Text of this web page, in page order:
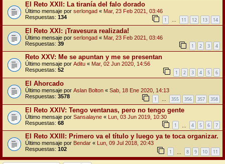
El Reto XXII: La tiranía del falo dorado
Último mensaje por serlongad « Mar, 23 Feb 2021, 03:46
Respuestas: 134 1 … 11 12 13 14
El Reto XXI: ¡Travesura realizada!
Último mensaje por serlongad « Mar, 23 Feb 2021, 03:46
Respuestas: 39 1 2 3 4
Reto XXV: Me se apuntan y me se presentan
Último mensaje por Aditu « Mar, 02 Jun 2020, 14:56
Respuestas: 52 1 2 3 4 5 6
El Ahorcado
Último mensaje por Aslan Bolton « Sab, 18 Ene 2020, 14:13
Respuestas: 3578 1 … 355 356 357 358
El Reto XXIV: Tengo ventanas, pero no tengo gente
Último mensaje por Sansalayne « Lun, 03 Jun 2019, 10:30
Respuestas: 68 1 4 5 6 7
El Reto XXIII: Primero va el título y luego ya te toca organizar.
Último mensaje por Bendar « Lun, 09 Jul 2018, 20:43
Respuestas: 102 1 8 9 10 11